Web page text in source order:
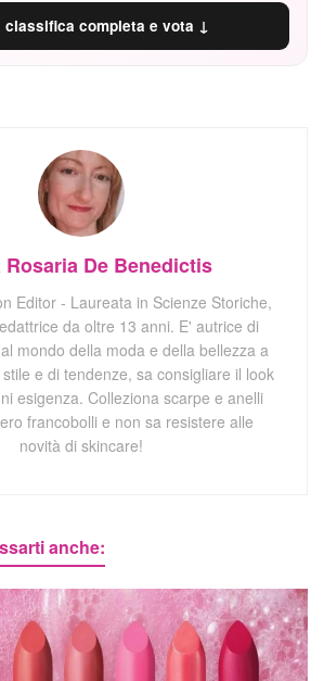
classifica completa e vota ↓
Rosaria De Benedictis
Editor - Laureata in Scienze Storiche,
da oltre 13 anni. E' autrice di
mondo della moda e della bellezza a
e di tendenze, sa consigliare il look
esigenza. Colleziona scarpe e anelli
francobolli e non sa resistere alle
novità di skincare!
anche: